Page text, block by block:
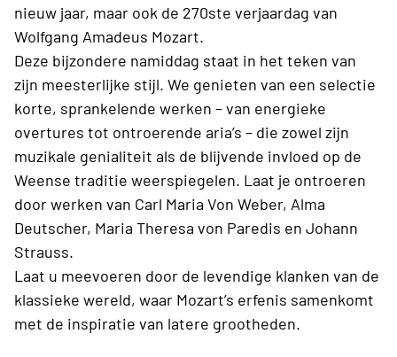
nieuw jaar, maar ook de 270ste verjaardag van
Wolfgang Amadeus Mozart.
Deze bijzondere namiddag staat in het teken van
zijn meesterlijke stijl. We genieten van een selectie
korte, sprankelende werken – van energieke
overtures tot ontroerende aria’s – die zowel zijn
muzikale genialiteit als de blijvende invloed op de
Weense traditie weerspiegelen. Laat je ontroeren
door werken van Carl Maria Von Weber, Alma
Deutscher, Maria Theresa von Paredis en Johann
Strauss.
Laat u meevoeren door de levendige klanken van de
klassieke wereld, waar Mozart’s erfenis samenkomt
met de inspiratie van latere grootheden.